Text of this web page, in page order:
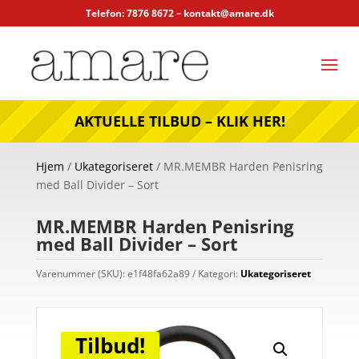
Telefon: 7876 8672 – kontakt@amare.dk
AKTUELLE TILBUD – KLIK HER!
Hjem / Ukategoriseret/ MR.MEMBR Harden Penisring
med Ball Divider – Sort
MR.MEMBR Harden Penisring
med Ball Divider – Sort
Varenummer (SKU):e1f48fa62a89 Kategori: Ukategoriseret
Tilbud!